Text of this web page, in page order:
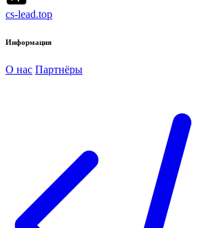
cs-lead.top
Информация
О нас Партнёры